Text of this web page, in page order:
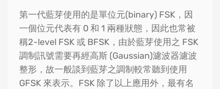
第一代藍芽使用的是單位元(binary) FSK，因
一個位元代表有 0 和 1 兩種狀態，因此也常被
稱2-level FSK 或 BFSK，由於藍芽使用之 FSK
調制訊號需要再經高斯 (Gaussian)濾波器濾波
整形，故一般談到藍芽之調制較常聽到使用
GFSK 來表示。FSK 除了以上應用外，最有名